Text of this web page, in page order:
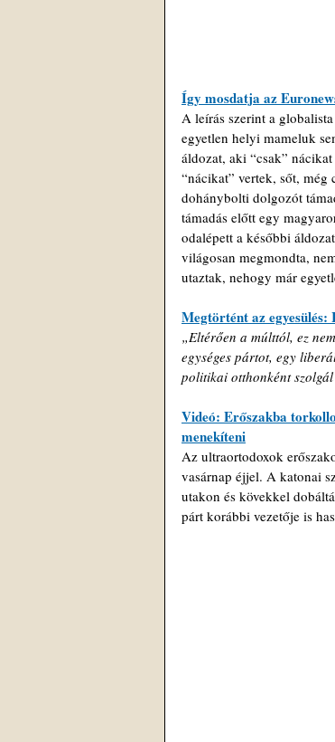
Így mosdatja az
A leírás szerint a
egyetlen helyi mameluk
áldozat, aki “csak”
“nácikat” vertek, sőt,
dohánybolti dolgozót
támadás előtt egy
odalépett a későbbi
világosan megmondta,
utaztak, nehogy már
Megtörtént az
„Eltérően a múlttól, ez
egységes pártot, egy
politikai otthonként
Videó: Erőszakba
menekíteni
Az ultraortodoxok
vasárnap éjjel. A katonai
utakon és kövekkel
párt korábbi vezetője is